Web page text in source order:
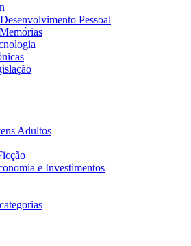
Pessoal
Adultos
e Investimentos